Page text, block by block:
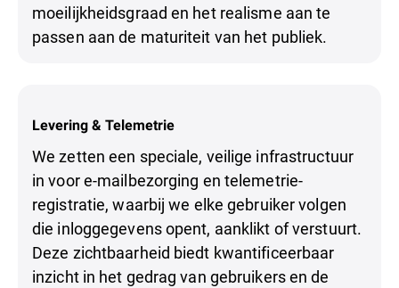
moeilijkheidsgraad en het realisme aan te
passen aan de maturiteit van het publiek.
Levering & Telemetrie
We zetten een speciale, veilige infrastructuur
in voor e-mailbezorging en telemetrie-
registratie, waarbij we elke gebruiker volgen
die inloggegevens opent, aanklikt of verstuurt.
Deze zichtbaarheid biedt kwantificeerbaar
inzicht in het gedrag van gebruikers en de